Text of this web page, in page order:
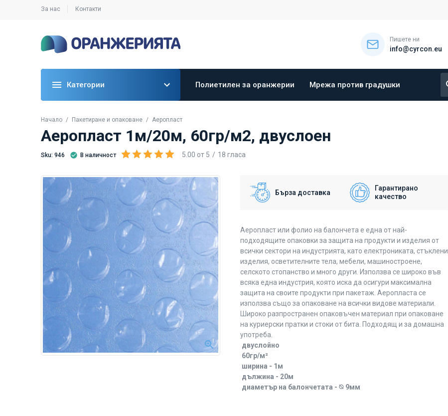
За нас Контакти
Пишете ни
info@cyrcon.eu
Категории Полиетилен за оранжерии Мрежа против градушки
Начало Пакетиране и опаковане Аеропласт
Аеропласт 1м/20м, 60гр/м2, двуслоен
Sku: 946 В наличност 5.00 от 5 18 гласа
Бърза доставка
Гарантирано
качество
Аеропласт или фолио на балончета e една от най-
подходящите опаковки за защита на продукти и изделия от
всички сектори на индустрията, като електрониката, стъклени
изделия, осветителните тела, мебели, машиностроене,
селското стопанство и много други. Използва се широко във
всяка една индустрия, която иска да осигури максимална
защита на своите продукти при пакетаж. Аеропласта се
използва също за опаковане на всички видове материали.
Широко разпространен опаковъчен материал при опаковане
на куриерски пратки и стоки от бита. Подходящ и за домашна
употреба.
двуслойно
60гр/м²
ширина - 1м
дължина - 20м
диаметър на балончетата - ⦰ 9мм